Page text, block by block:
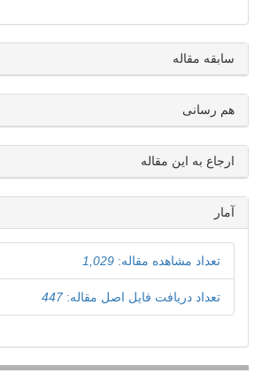
سابقه مقاله
هم رسانی
ارجاع به این مقاله
آمار
تعداد مشاهده مقاله: 1,029
تعداد دریافت فایل اصل مقاله:447